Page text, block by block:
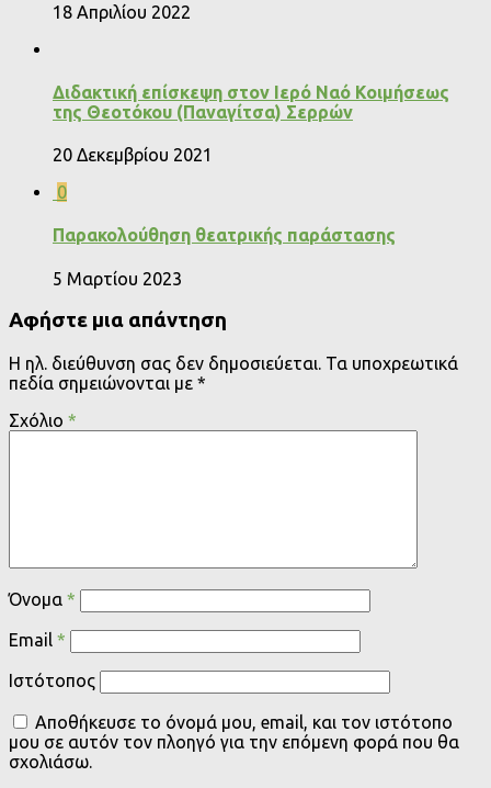
18 Απριλίου 2022
Διδακτική επίσκεψη στον Ιερό Ναό Κοιμήσεως
της Θεοτόκου (Παναγίτσα) Σερρών
20 Δεκεμβρίου 2021
0
Παρακολούθηση θεατρικής παράστασης
5 Μαρτίου 2023
Αφήστε μια απάντηση
Η ηλ. διεύθυνση σας δεν δημοσιεύεται. Τα υποχρεωτικά
πεδία σημειώνονται με *
Σχόλιο *
Όνομα *
Email *
Ιστότοπος
Αποθήκευσε το όνομά μου, email, και τον ιστότοπο
μου σε αυτόν τον πλοηγό για την επόμενη φορά που θα
σχολιάσω.